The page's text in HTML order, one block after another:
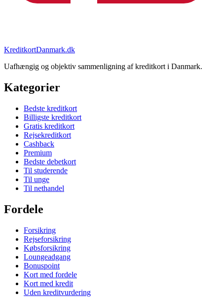
KreditkortDanmark.dk
Uafhængig og objektiv sammenligning af kreditkort i Danmark.
Kategorier
Bedste kreditkort
Billigste kreditkort
Gratis kreditkort
Rejsekreditkort
Cashback
Premium
Bedste debetkort
Til studerende
Til unge
Til nethandel
Fordele
Forsikring
Rejseforsikring
Købsforsikring
Loungeadgang
Bonuspoint
Kort med fordele
Kort med kredit
Uden kreditvurdering